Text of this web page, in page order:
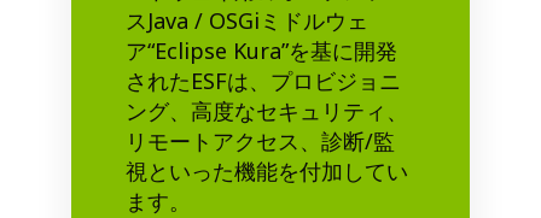
スJava / OSGiミドルウェ
ア“Eclipse Kura”を基に開発
されたESFは、プロビジョニ
ング、高度なセキュリティ、
リモートアクセス、診断/監
視といった機能を付加してい
ます。